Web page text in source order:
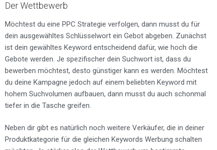
Der Wettbewerb
Möchtest du eine PPC Strategie verfolgen, dann musst du für
dein ausgewähltes Schlüsselwort ein Gebot abgeben. Zunächst
ist dein gewähltes Keyword entscheidend dafür, wie hoch die
Gebote werden. Je spezifischer dein Suchwort ist, dass du
bewerben möchtest, desto günstiger kann es werden. Möchtest
du deine Kampagne jedoch auf einem beliebten Keyword mit
hohem Suchvolumen aufbauen, dann musst du auch schonmal
tiefer in die Tasche greifen.
Neben dir gibt es natürlich noch weitere Verkäufer, die in deiner
Produktkategorie für die gleichen Keywords Werbung schalten